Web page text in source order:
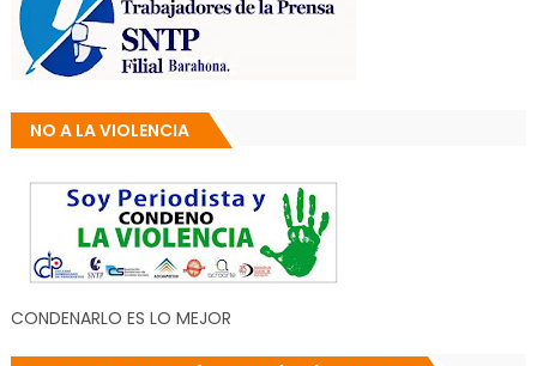
NO A LA VIOLENCIA
CONDENARLO ES LO MEJOR